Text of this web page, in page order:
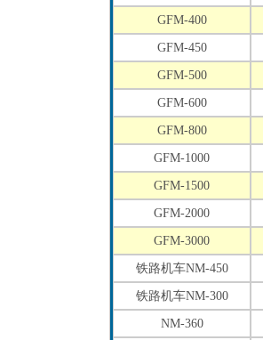
GFM-400
GFM-450
GFM-500
GFM-600
GFM-800
GFM-1000
GFM-1500
GFM-2000
GFM-3000
铁路机车NM-450
铁路机车NM-300
NM-360